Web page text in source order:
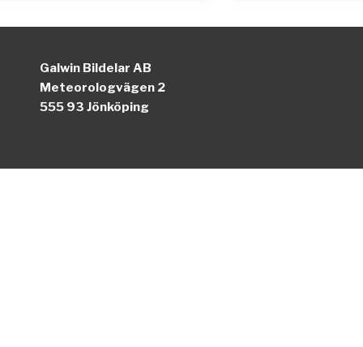
Galwin Bildelar AB
Meteorologvägen 2
555 93 Jönköping